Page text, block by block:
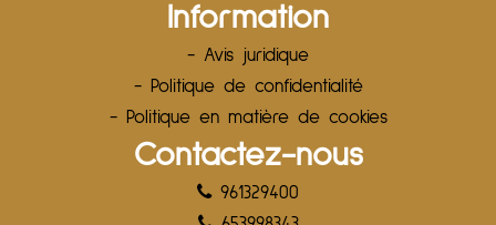
Information
- Avis juridique
- Politique de confidentialité
- Politique en matière de cookies
Contactez-nous
961329400